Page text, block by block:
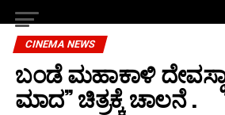
CINEMA NEWS
ಬಂಡೆ ಮಹಾಕಾಳಿ
ಮಾದ” ಚಿತ್ರಕ್ಕೆ ಚಾಲನೆ .